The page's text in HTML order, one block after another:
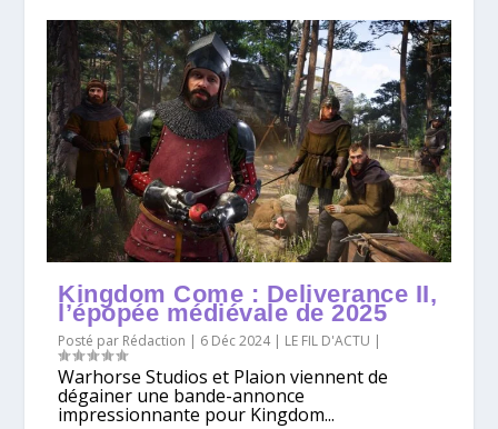
Kingdom Come : Deliverance II,
l’épopée médiévale de 2025
Posté par Rédaction | 6 Déc 2024| LE FIL D'ACTU |
Warhorse Studios et Plaion viennent de
dégainer une bande-annonce
impressionnante pour Kingdom...